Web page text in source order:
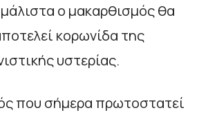
ο μακαρθισμός θα
κορωνίδα της
υστερίας.
που σήμερα πρωτοστατεί